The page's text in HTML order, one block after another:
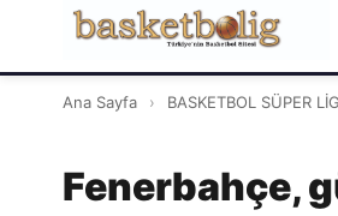
Ana Sayfa › BASKETBOL SÜPER
Fenerbahçe,